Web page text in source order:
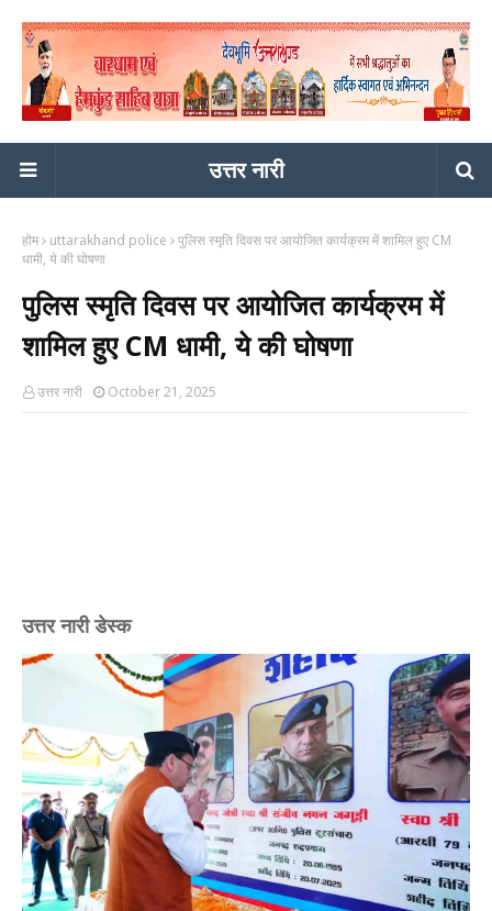
उत्तर नारी
होम uttarakhand police
पुलिस स्मृति दिवस पर आयोजित कार्यक्रम में शामिल हुए CM
धामी, ये की घोषणा
पुलिस स्मृति दिवस पर आयोजित कार्यक्रम में
शामिल हुए CM धामी, ये की घोषणा
उत्तर नारी October 21, 2025
उत्तर नारी डेस्क